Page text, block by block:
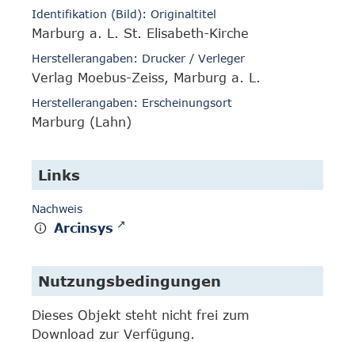
Identifikation (Bild): Originaltitel
Marburg a. L. St. Elisabeth-Kirche
Herstellerangaben: Drucker / Verleger
Verlag Moebus-Zeiss, Marburg a. L.
Herstellerangaben: Erscheinungsort
Marburg (Lahn)
Links
Nachweis
Arcinsys
Nutzungsbedingungen
Dieses Objekt steht nicht frei zum
Download zur Verfügung.